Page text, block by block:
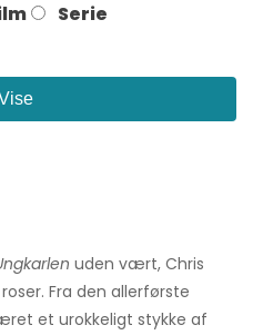
Serie
uden vært, Chris
Fra den allerførste
et urokkeligt stykke af